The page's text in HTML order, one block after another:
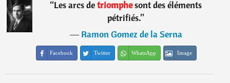
“Les arcs detriomphesont des éléments
pétrifiés.”
―Ramon Gomez de la Serna
Facebook Twitter WhatsApp Image